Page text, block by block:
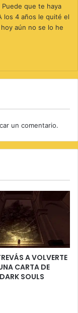
que te haya
los 4 años le quité el
aún no se lo he
un comentario.
A VOLVERTE
CARTA DE
SOULS